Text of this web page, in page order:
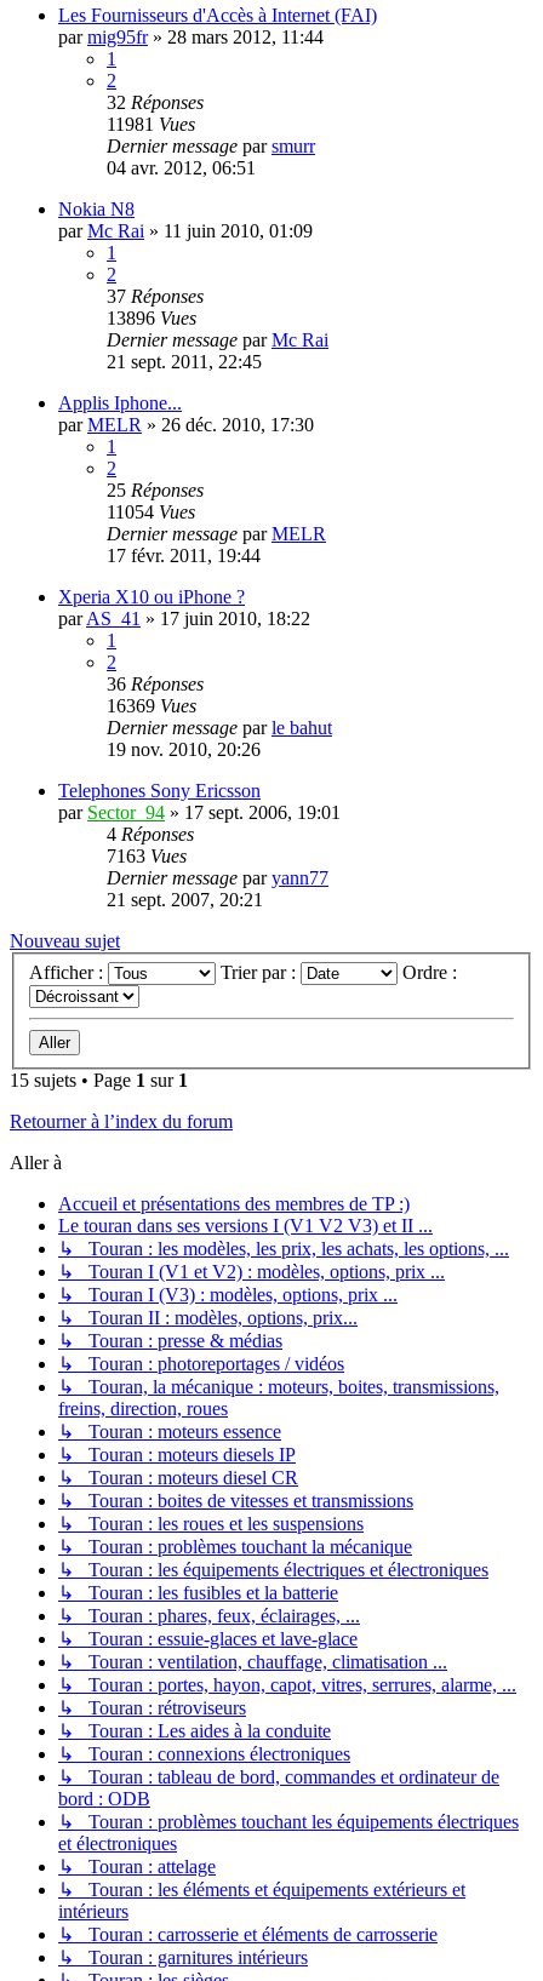
Les Fournisseurs d'Accès à Internet (FAI)
parmig95fr» 28 mars 2012, 11:44
1
2
32 Réponses
11981 Vues
Dernier message parsmurr
04 avr. 2012, 06:51
Nokia N8
parMc Rai » 11 juin 2010, 01:09
1
2
37 Réponses
13896 Vues
Dernier message parMc Rai
21 sept. 2011, 22:45
Applis Iphone...
parMELR » 26 déc. 2010, 17:30
1
2
25 Réponses
11054 Vues
Dernier message parMELR
17 févr. 2011, 19:44
Xperia X10 ou iPhone ?
parAS_41 » 17 juin 2010, 18:22
1
2
36 Réponses
16369 Vues
Dernier message parle bahut
19 nov. 2010, 20:26
Telephones Sony Ericsson
par Sector_94 » 17 sept. 2006, 19:01
4 Réponses
7163 Vues
Dernier message paryann77
21 sept. 2007, 20:21
Nouveau sujet
Afficher :
Trier par : Ordre :
15 sujets • Page 1 sur 1
Retourner à l’index du forum
Aller à
Accueil et présentations des membres de TP :)
Le touran dans ses versions I (V1 V2 V3) et II ...
↳ Touran : les modèles, les prix, les achats, les options, ...
↳ Touran I (V1 et V2) : modèles, options, prix ...
↳ Touran I (V3) : modèles, options, prix ...
↳ Touran II : modèles, options, prix...
↳ Touran : presse & médias
↳ Touran : photoreportages / vidéos
↳ Touran, la mécanique : moteurs, boites, transmissions,
freins, direction, roues
↳ Touran : moteurs essence
↳ Touran : moteurs diesels IP
↳ Touran : moteurs diesel CR
↳ Touran : boites de vitesses et transmissions
↳ Touran : les roues et les suspensions
↳ Touran : problèmes touchant la mécanique
↳ Touran : les équipements électriques et électroniques
↳ Touran : les fusibles et la batterie
↳ Touran : phares, feux, éclairages, ...
↳ Touran : essuie-glaces et lave-glace
↳ Touran : ventilation, chauffage, climatisation ...
↳ Touran : portes, hayon, capot, vitres, serrures, alarme, ...
↳ Touran : rétroviseurs
↳ Touran : Les aides à la conduite
↳ Touran : connexions électroniques
↳ Touran : tableau de bord, commandes et ordinateur de
bord : ODB
↳ Touran : problèmes touchant les équipements électriques
et électroniques
↳ Touran : attelage
↳ Touran : les éléments et équipements extérieurs et
intérieurs
↳ Touran : carrosserie et éléments de carrosserie
↳ Touran : garnitures intérieurs